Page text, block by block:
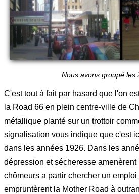
Nous avons groupé les
C'est tout à fait par hasard que l'on
la Road 66 en plein centre-ville de
métallique planté sur un trottoir
signalisation vous indique que c'est
dans les années 1926. Dans les
dépression et sécheresse amenèrent
chômeurs a partir chercher un
empruntèrent la Mother Road à